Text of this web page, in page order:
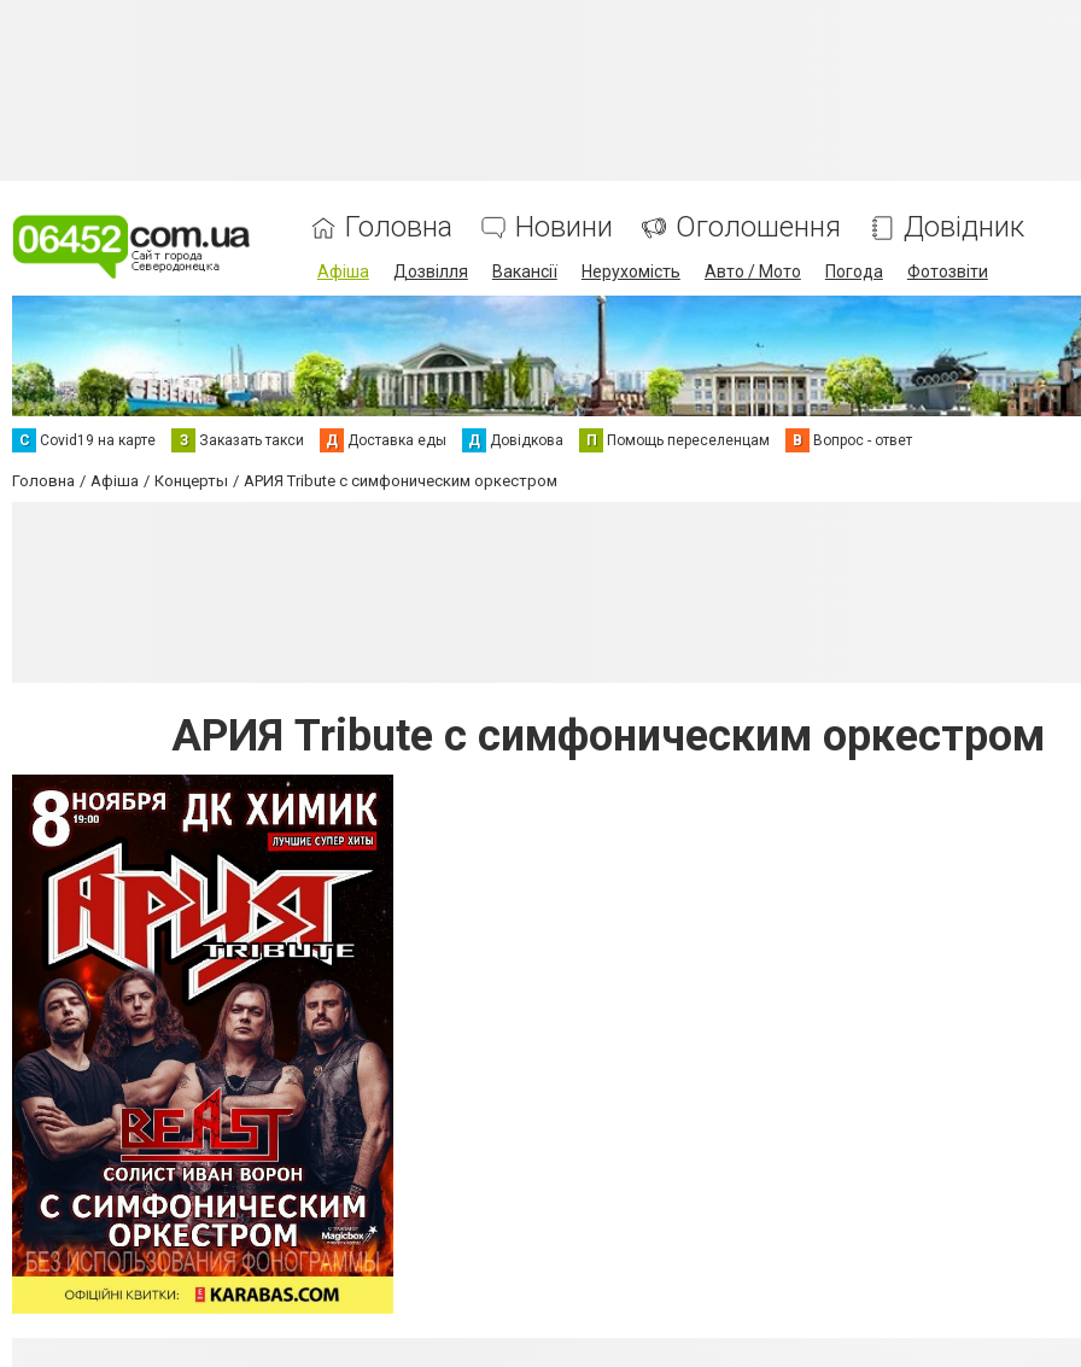
Головна Новини Оголошення Довідник
Афіша Дозвілля Вакансії Нерухомість Авто / Мото Погода Фотозвіти
С Сovid19 на карте З Заказать такси Д Доставка еды Д Довідкова П Помощь переселенцам В Вопрос - ответ
Головна Афіша Концерты АРИЯ Tribute с симфоническим оркестром
АРИЯ Tribute с симфоническим оркестром